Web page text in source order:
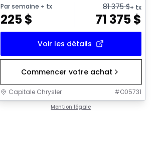
Par semaine + tx
225$
81 375$+ tx
71 375$
Voir les détails
Commencer votre achat
Capitale Chrysler #O05731
Mention légale